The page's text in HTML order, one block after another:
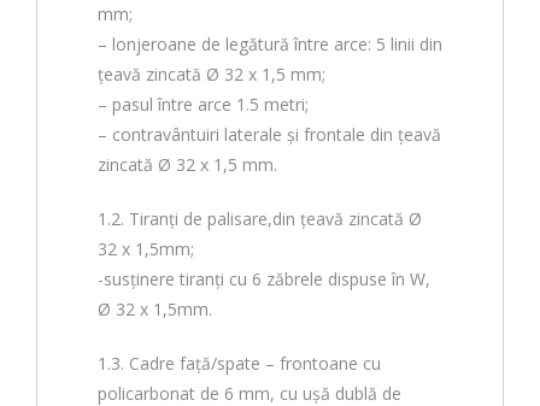
mm;
– lonjeroane de legătură între arce: 5 linii din
țeavă zincată Ø 32 x 1,5 mm;
– pasul între arce 1.5 metri;
– contravântuiri laterale și frontale din țeavă
zincată Ø 32 x 1,5 mm.
1.2. Tiranți de palisare,din țeavă zincată Ø
32 x 1,5mm;
-susținere tiranți cu 6 zăbrele dispuse în W,
Ø 32 x 1,5mm.
1.3. Cadre faţă/spate – frontoane cu
policarbonat de 6 mm, cu ușă dublă de